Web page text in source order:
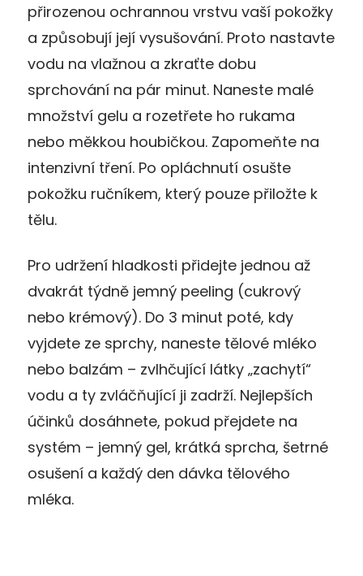
přirozenou ochrannou vrstvu vaší pokožky
a způsobují její vysušování. Proto nastavte
vodu na vlažnou a zkraťte dobu
sprchování na pár minut. Naneste malé
množství gelu a rozetřete ho rukama
nebo měkkou houbičkou. Zapomeňte na
intenzivní tření. Po opláchnutí osušte
pokožku ručníkem, který pouze přiložte k
tělu.
Pro udržení hladkosti přidejte jednou až
dvakrát týdně jemný peeling (cukrový
nebo krémový). Do 3 minut poté, kdy
vyjdete ze sprchy, naneste tělové mléko
nebo balzám – zvlhčující látky „zachytí“
vodu a ty zvláčňující ji zadrží. Nejlepších
účinků dosáhnete, pokud přejdete na
systém – jemný gel, krátká sprcha, šetrné
osušení a každý den dávka tělového
mléka.